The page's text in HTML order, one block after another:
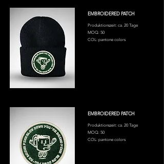
EMBROIDERED PATCH
Produktionszeit: ca. 20 Tage
MOQ: 50
COL: pantone colors
EMBROIDERED PATCH
Produktionszeit: ca. 20 Tage
MOQ: 50
COL: pantone colors